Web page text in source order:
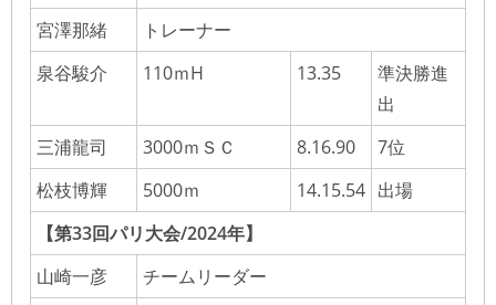
宮澤那緒
トレーナー
泉谷駿介
110ｍH 13.35
準決勝進
出
三浦龍司
3000ｍＳＣ 8.16.90
7位
松枝博輝
5000ｍ 14.15.54 出場
【第33回パリ大会/2024年】
山崎一彦
チームリーダー